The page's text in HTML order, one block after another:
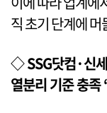
직 초기 단계에
◇ SSG닷컴·신
열분리 기준 충족